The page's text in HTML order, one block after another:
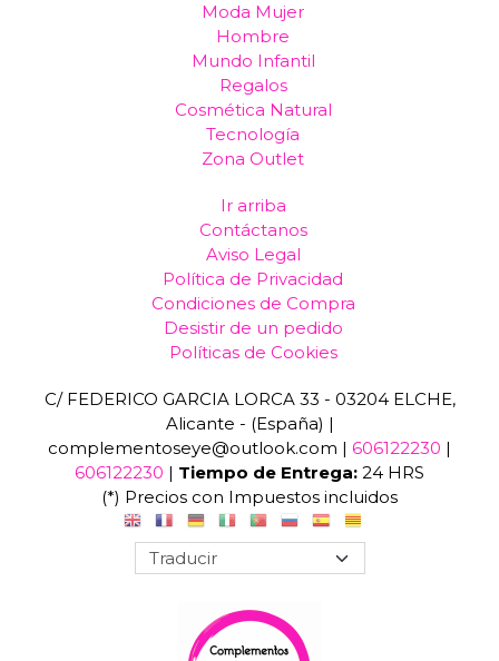
Moda Mujer
Hombre
Mundo Infantil
Regalos
Cosmética Natural
Tecnología
Zona Outlet
Ir arriba
Contáctanos
Aviso Legal
Política de Privacidad
Condiciones de Compra
Desistir de un pedido
Políticas de Cookies
C/ FEDERICO GARCIA LORCA 33 - 03204 ELCHE,
Alicante - (España) |
complementoseye@outlook.com | 606122230 |
606122230 | Tiempo de Entrega: 24 HRS
(*) Precios con Impuestos incluidos